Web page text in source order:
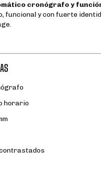
cronógrafo y
funcional y con fuerte
horario